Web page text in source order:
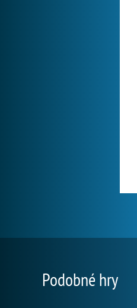
Podobné hry